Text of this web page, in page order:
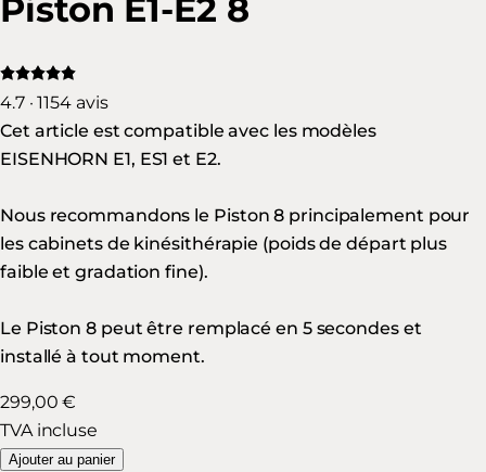
Piston E1-E2 8
4.7 · 1154 avis
Cet article est compatible avec les modèles
EISENHORN E1, ES1 et E2.
Nous recommandons le Piston 8 principalement pour
les cabinets de kinésithérapie (poids de départ plus
faible et gradation fine).
Le Piston 8 peut être remplacé en 5 secondes et
installé à tout moment.
299,00 €
TVA incluse
Ajouter au panier